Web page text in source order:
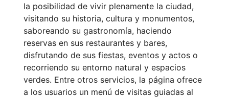
la posibilidad de vivir plenamente la ciudad,
visitando su historia, cultura y monumentos,
saboreando su gastronomía, haciendo
reservas en sus restaurantes y bares,
disfrutando de sus fiestas, eventos y actos o
recorriendo su entorno natural y espacios
verdes. Entre otros servicios, la página ofrece
a los usuarios un menú de visitas guiadas al